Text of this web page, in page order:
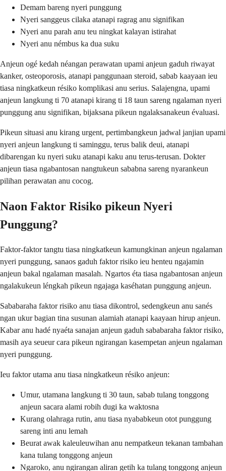
Demam bareng nyeri punggung
Nyeri sanggeus cilaka atanapi ragrag anu signifikan
Nyeri anu parah anu teu ningkat kalayan istirahat
Nyeri anu némbus ka dua suku
Anjeun ogé kedah néangan perawatan upami anjeun gaduh riwayat
kanker, osteoporosis, atanapi panggunaan steroid, sabab kaayaan ieu
tiasa ningkatkeun résiko komplikasi anu serius. Salajengna, upami
anjeun langkung ti 70 atanapi kirang ti 18 taun sareng ngalaman nyeri
punggung anu signifikan, bijaksana pikeun ngalaksanakeun évaluasi.
Pikeun situasi anu kirang urgent, pertimbangkeun jadwal janjian upami
nyeri anjeun langkung ti saminggu, terus balik deui, atanapi
dibarengan ku nyeri suku atanapi kaku anu terus-terusan. Dokter
anjeun tiasa ngabantosan nangtukeun sababna sareng nyarankeun
pilihan perawatan anu cocog.
Naon Faktor Risiko pikeun Nyeri
Punggung?
Faktor-faktor tangtu tiasa ningkatkeun kamungkinan anjeun ngalaman
nyeri punggung, sanaos gaduh faktor risiko ieu henteu ngajamin
anjeun bakal ngalaman masalah. Ngartos éta tiasa ngabantosan anjeun
ngalakukeun léngkah pikeun ngajaga kaséhatan punggung anjeun.
Sababaraha faktor risiko anu tiasa dikontrol, sedengkeun anu sanés
ngan ukur bagian tina susunan alamiah atanapi kaayaan hirup anjeun.
Kabar anu hadé nyaéta sanajan anjeun gaduh sababaraha faktor risiko,
masih aya seueur cara pikeun ngirangan kasempetan anjeun ngalaman
nyeri punggung.
Ieu faktor utama anu tiasa ningkatkeun résiko anjeun:
Umur, utamana langkung ti 30 taun, sabab tulang tonggong
anjeun sacara alami robih dugi ka waktosna
Kurang olahraga rutin, anu tiasa nyababkeun otot punggung
sareng inti anu lemah
Beurat awak kaleuleuwihan anu nempatkeun tekanan tambahan
kana tulang tonggong anjeun
Ngaroko, anu ngirangan aliran getih ka tulang tonggong anjeun